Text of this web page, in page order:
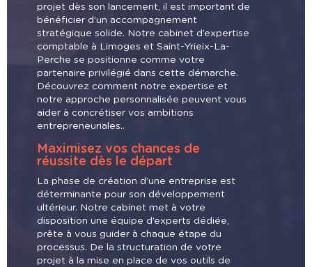
projet dès son lancement, il est important de
bénéficier d’un accompagnement
stratégique solide. Notre cabinet d’expertise
comptable à Limoges et Saint-Yrieix-La-
Perche se positionne comme votre
partenaire privilégié dans cette démarche.
Découvrez comment notre expertise et
notre approche personnalisée peuvent vous
aider à concrétiser vos ambitions
entrepreneuriales..
Maximisez vos chances de
réussite dès le départ
La phase de création d’une entreprise est
déterminante pour son développement
ultérieur. Notre cabinet met à votre
disposition une équipe d’experts dédiée,
prête à vous guider à chaque étape du
processus. De la structuration de votre
projet à la mise en place de vos outils de